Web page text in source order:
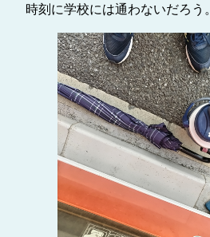
時刻に学校には通わないだろう。